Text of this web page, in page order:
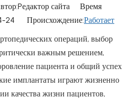
сайта Время
24 Происхождение:Работает
операций, выбор
важным решением,
пациента и общий успех
имплантаты играют жизненно
качества жизни пациентов,